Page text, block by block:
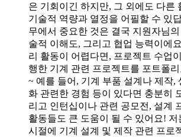
은 기회이긴 하지만, 그 외에도 다른
기술적 역량과 열정을 어필할 수 있
무에서 중요한 것은 결국 지원자님의
술적 이해도, 그리고 협업 능력이에
리 활동이 어렵다면, 프로젝트 수업
행한 기계 관련 프로젝트를 포트폴
~ 예를 들어, 기계 부품 설계나 제작,
화 관련한 경험 등이 있다면 충분히
리고 인턴십이나 관련 공모전, 설계
활동들도 큰 도움이 될 수 있어요!
시절에 기계 설계 및 제작 관련 프로